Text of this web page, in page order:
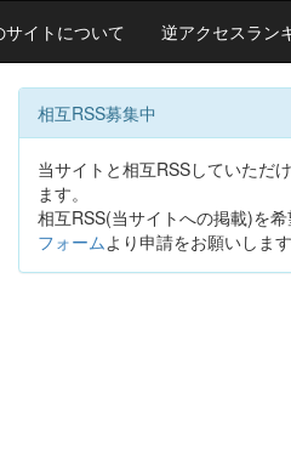
サイトについて 逆アクセスラン
相互RSS募集中
当サイトと相互RSSしていただ
ます。
相互RSS(当サイトへの掲載)を
フォームより申請をお願いします